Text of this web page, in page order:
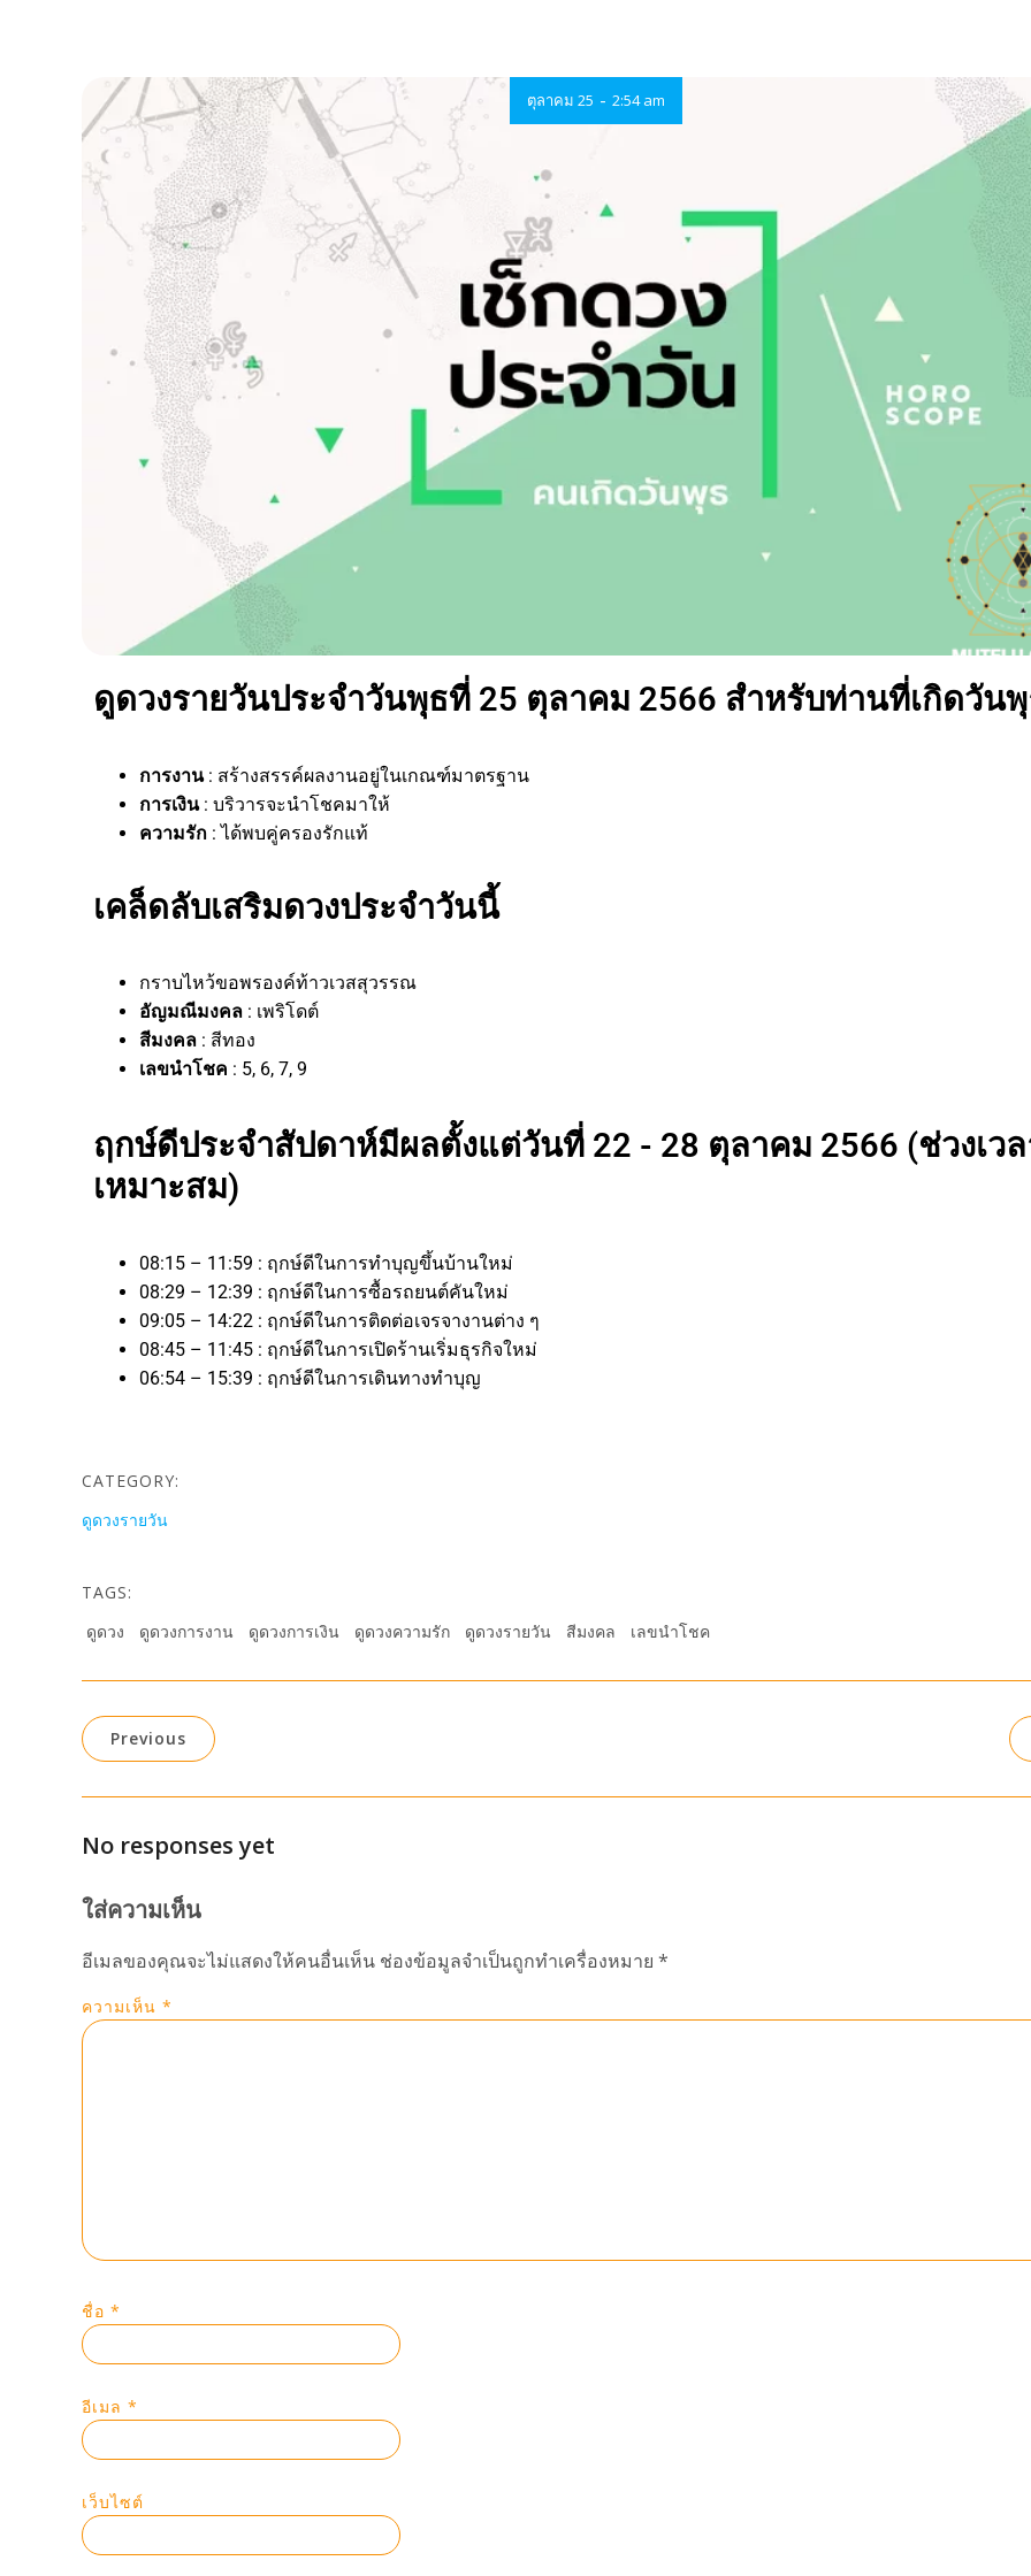
ตุลาคม 25 - 2:54 am
ดูดวงรายวันประจำวันพุธที่ 25 ตุลาคม 2566 สำหรับท่านที่เกิดวัน
การงาน: สร้างสรรค์ผลงานอยู่ในเกณฑ์มาตรฐาน
การเงิน: บริวารจะนำโชคมาให้
ความรัก : ได้พบคู่ครองรักแท้
เคล็ดลับเสริมดวงประจำวันนี้
กราบไหว้ขอพรองค์ท้าวเวสสุวรรณ
อัญมณีมงคล : เพริโดต์
สีมงคล : สีทอง
เลขนำโชค : 5, 6, 7, 9
ฤกษ์ดีประจำสัปดาห์มีผลตั้งแต่วันที่ 22 - 28 ตุลาคม 2566 (ช่วงเว
เหมาะสม)
08:15 – 11:59 : ฤกษ์ดีในการทำบุญขึ้นบ้านใหม่
08:29 – 12:39 : ฤกษ์ดีในการซื้อรถยนต์คันใหม่
09:05 – 14:22 : ฤกษ์ดีในการติดต่อเจรจางานต่าง ๆ
08:45 – 11:45 : ฤกษ์ดีในการเปิดร้านเริ่มธุรกิจใหม่
06:54 – 15:39 : ฤกษ์ดีในการเดินทางทำบุญ
CATEGORY:
ดูดวงรายวัน
TAGS:
ดูดวง
ดูดวงการงาน ดูดวงการเงิน ดูดวงความรัก ดูดวงรายวัน สีมงคล เลขนำโชค
Previous
No responses yet
ใส่ความเห็น
อีเมลของคุณจะไม่แสดงให้คนอื่นเห็น ช่องข้อมูลจำเป็นถูกทำเครื่องหมาย *
ความเห็น *
ชื่อ *
อีเมล *
เว็บไซต์